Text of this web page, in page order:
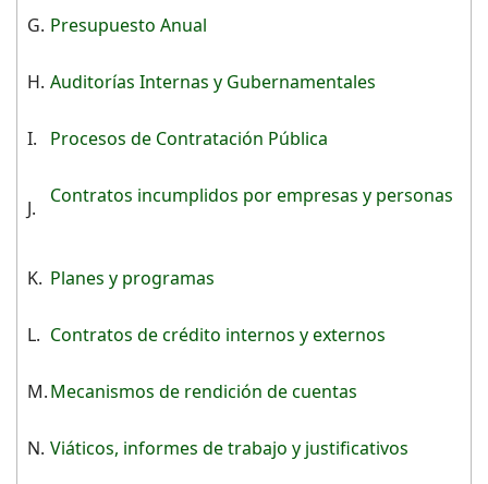
G. Presupuesto Anual
H. Auditorías Internas y Gubernamentales
I. Procesos de Contratación Pública
J.
Contratos incumplidos por empresas y personas
K. Planes y programas
L. Contratos de crédito internos y externos
M.Mecanismos de rendición de cuentas
N. Viáticos, informes de trabajo y justificativos